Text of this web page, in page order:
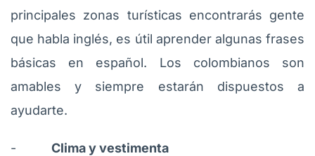
principales zonas turísticas encontrarás gente
que habla inglés, es útil aprender algunas frases
básicas en español. Los colombianos son
amables y siempre estarán dispuestos a
ayudarte.
- Clima y vestimenta